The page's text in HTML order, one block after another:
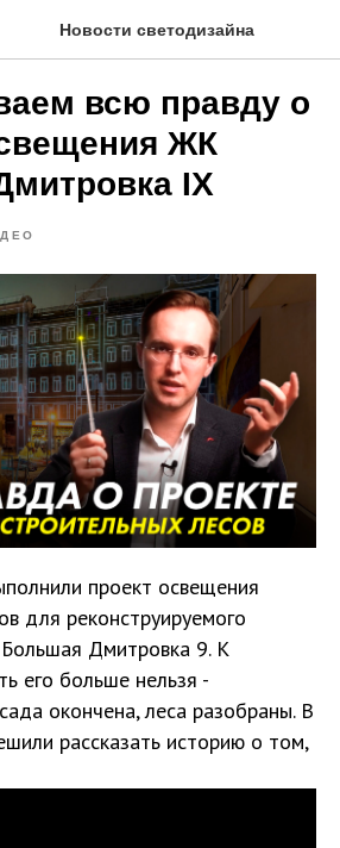
Новости светодизайна
всю правду о
ЖК
IX
проект освещения
для реконструируемого
Дмитровка 9. К
его больше нельзя -
окончена, леса разобраны. В
рассказать историю о том,